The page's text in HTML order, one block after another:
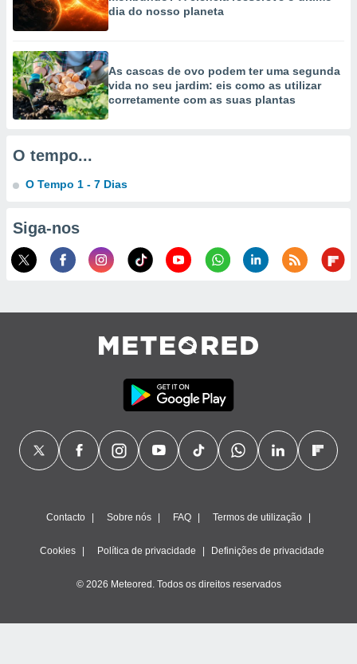
medir
da
medir o
dos
de
de dados
dados
estudos
de
dia do nosso planeta
As cascas de ovo podem ter uma segunda
vida no seu jardim: eis como as utilizar
corretamente com as suas plantas
O tempo...
O Tempo 1 - 7 Dias
Siga-nos
Contacto Sobre nós FAQ Termos de utilização
Cookies Política de privacidade Definições de privacidade
© 2026 Meteored. Todos os direitos reservados